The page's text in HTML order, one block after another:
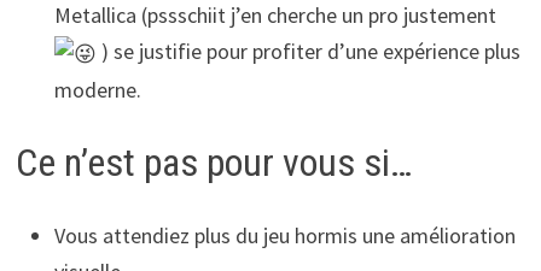
Metallica (pssschiit j’en cherche un pro justement
) se justifie pour profiter d’une expérience plus
moderne.
Ce n’est pas pour vous si…
Vous attendiez plus du jeu hormis une amélioration